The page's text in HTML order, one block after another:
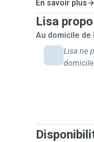
En savoir plus
Lisa
Au domicile de
Lisa ne
domicile.